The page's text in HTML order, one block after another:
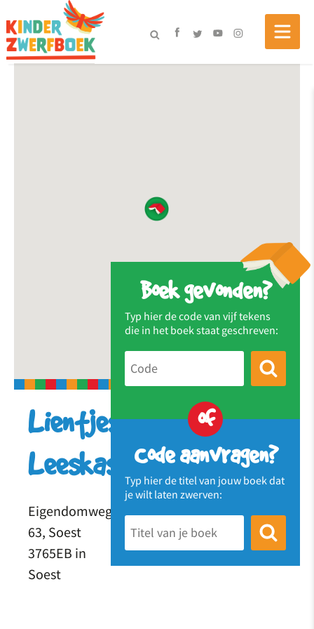
Boek gevonden?
Typ hier de code van vijf tekens
die in het boek staat geschreven:
of
Code aanvragen?
Typ hier de titel van jouw boek dat
je wilt laten zwerven:
Lientjes
Leeskast
Eigendomweg
63, Soest
3765EB in
Soest